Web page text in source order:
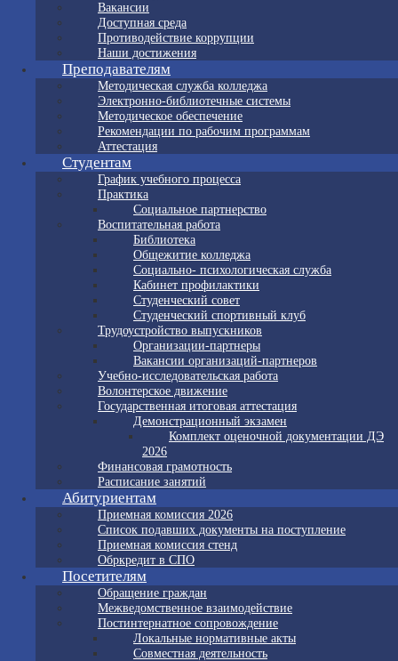
Вакансии
Доступная среда
Противодействие коррупции
Наши достижения
Преподавателям
Методическая служба колледжа
Электронно-библиотечные системы
Методическое обеспечение
Рекомендации по рабочим программам
Аттестация
Студентам
График учебного процесса
Практика
Социальное партнерство
Воспитательная работа
Библиотека
Общежитие колледжа
Социально- психологическая служба
Кабинет профилактики
Студенческий совет
Студенческий спортивный клуб
Трудоустройство выпускников
Организации-партнеры
Вакансии организаций-партнеров
Учебно-исследовательская работа
Волонтерское движение
Государственная итоговая аттестация
Демонстрационный экзамен
Комплект оценочной документации ДЭ
2026
Финансовая грамотность
Расписание занятий
Абитуриентам
Приемная комиссия 2026
Список подавших документы на поступление
Приемная комиссия стенд
Обркредит в СПО
Посетителям
Обращение граждан
Межведомственное взаимодействие
Постинтернатное сопровождение
Локальные нормативные акты
Совместная деятельность